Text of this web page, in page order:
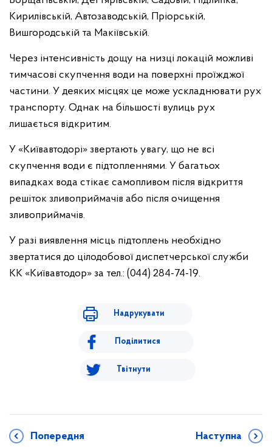
Кирилівській, Автозаводській, Пріорській,
Вишгородській та Макіївській.
Через інтенсивність дощу на низці локацій можливі
тимчасові скупчення води на поверхні проїжджої
частини. У деяких місцях це може ускладнювати рух
транспорту. Однак на більшості вулиць рух
лишається відкритим.
У «Київавтодорі» звертають увагу, що не всі
скупчення води є підтопленнями. У багатьох
випадках вода стікає самопливом після відкриття
решіток зливоприймачів або після очищення
зливоприймачів.
У разі виявлення місць підтоплень необхідно
звертатися до цілодобової диспетчерської служби
КК «Київавтодор» за тел.: (044) 284-74-19.
Надрукувати
Поділитися
Твітнути
Попередня Наступна